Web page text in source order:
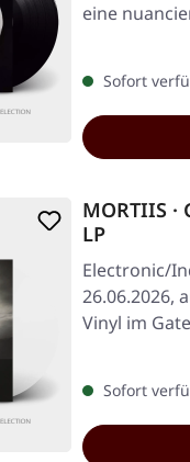
eine
Sofort
MORTIIS ·
LP
Electronic/
26.06.2026,
Vinyl im
Sofort